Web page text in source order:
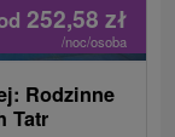
252,58 zł
/noc/osoba
Rodzinne
Tatr